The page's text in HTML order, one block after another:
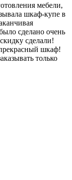
мебели,
шкаф-купе в
сделано очень
сделали!
шкаф!
только